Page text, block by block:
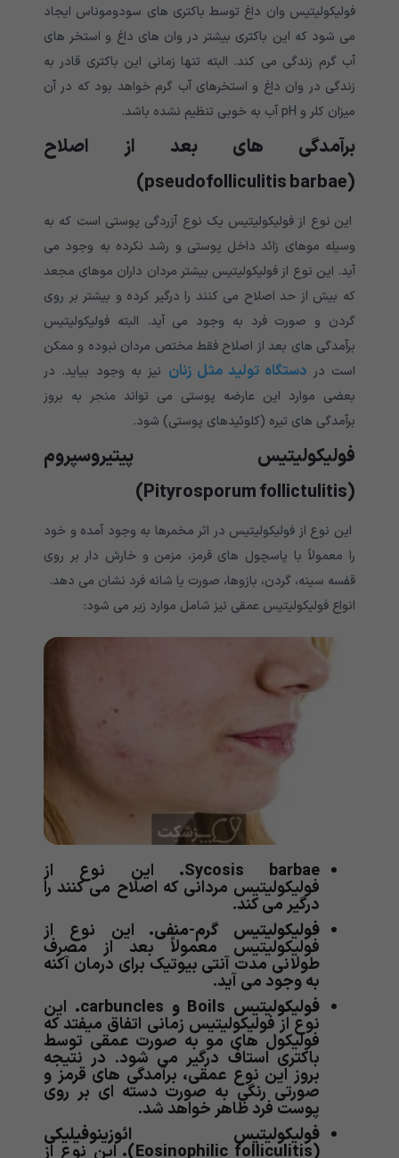
فولیکولیتیس وان داغ توسط باکتری های سودوموناس ایجاد
می شود که این باکتری بیشتر در وان های داغ و استخر های
آب گرم زندگی می کند. البته تنها زمانی این باکتری قادر به
زندگی در وان داغ و استخرهای آب گرم خواهد بود که در آن
میزان کلر و pH آب به خوبی تنظیم نشده باشد.
برآمدگی های بعد از اصلاح
(pseudofolliculitis barbae)
این نوع از فولیکولیتیس یک نوع آزردگی پوستی است که به
وسیله موهای زائد داخل پوستی و رشد نکرده به وجود می
آید. این نوع از فولیکولیتیس بیشتر مردان داران موهای مجعد
که بیش از حد اصلاح می کنند را درگیر کرده و بیشتر بر روی
گردن و صورت فرد به وجود می آید. البته فولیکولیتیس
برآمدگی های بعد از اصلاح فقط مختص مردان نبوده و ممکن
است در دستگاه تولید مثل زنان نیز به وجود بیاید. در
بعضی موارد این عارضه پوستی می تواند منجر به بروز
برآمدگی های تیره (کلوئیدهای پوستی) شود.
فولیکولیتیس پیتیروسپروم
(Pityrosporum follictulitis)
این نوع از فولیکولیتیس در اثر مخمرها به وجود آمده و خود
را معمولاً با پاسچول های قرمز، مزمن و خارش دار بر روی
قفسه سینه، گردن، بازوها، صورت یا شانه فرد نشان می دهد.
انواع فولیکولیتیس عمقی نیز شامل موارد زیر می شود:
Sycosis barbae
. این نوع از
فولیکولیتیس مردانی که اصلاح می کنند را
درگیر می کند.
فولیکولیتیس گرم-منفی. این نوع از
فولیکولیتیس معمولاً بعد از مصرف
طولانی مدت آنتی بیوتیک برای درمان آکنه
به وجود می آید.
فولیکولیتیس Boils و carbuncles
. این
نوع از فولیکولیتیس زمانی اتفاق میفتد که
فولیکول های مو به صورت عمقی توسط
باکتری استاف درگیر می شود. در نتیجه
بروز این نوع عمقی، برآمدگی های قرمز و
صورتی رنگی به صورت دسته ای بر روی
پوست فرد ظاهر خواهد شد.
فولیکولیتیس ائوزینوفیلیکی
(Eosinophilic folliculitis)
. این نوع از